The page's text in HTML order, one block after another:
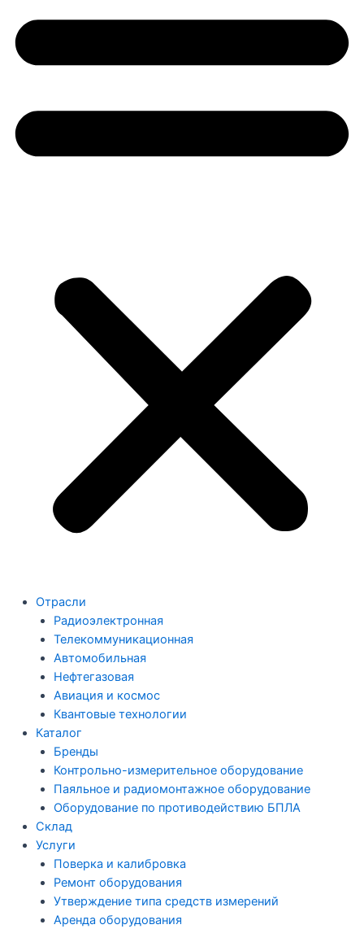
Отрасли
Радиоэлектронная
Телекоммуникационная
Автомобильная
Нефтегазовая
Авиация и космос
Квантовые технологии
Каталог
Бренды
Контрольно-измерительное оборудование
Паяльное и радиомонтажное оборудование
Оборудование по противодействию БПЛА
Склад
Услуги
Поверка и калибровка
Ремонт оборудования
Утверждение типа средств измерений
Аренда оборудования